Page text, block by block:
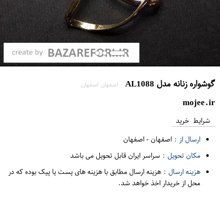
گوشواره زنانه مدل AL1088 اصفهان اصفهان
mojee.ir
شرایط خرید
ارسال از : اصفهان-اصفهان
مکان تحویل : سراسر ایران قابل تحویل می باشد
هزینه ارسال : هزینه ارسال مطابق با هزینه های پست یا پیک بوده که در
محل از خریدار اخذ خواهد شد.